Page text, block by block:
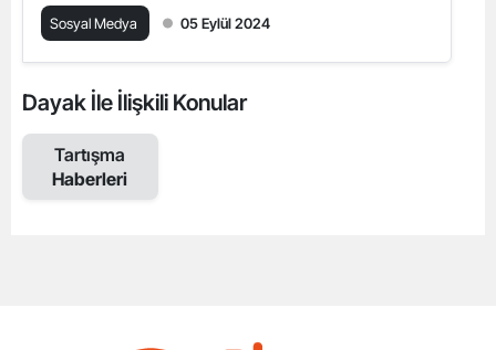
Sosyal Medya 05 Eylül 2024
Dayak İle İlişkili Konular
Tartışma
Haberleri